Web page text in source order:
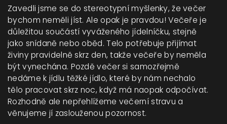
Zavedli jsme se do stereotypní myšlenky, že večer
bychom neměli jíst. Ale opak je pravdou! Večeře je
důležitou součástí vyváženého jídelníčku, stejně
jako snídaně nebo oběd. Telo potřebuje přijímat
živiny pravidelně skrz den, takže večeře by neměla
být vynechána. Pozdě večer si samozřejmě
nedáme k jídlu těžké jídlo, které by nám nechalo
tělo pracovat skrz noc, když má naopak odpočívat.
Rozhodně ale nepřehlížeme večerní stravu a
věnujeme jí zaslouženou pozornost.